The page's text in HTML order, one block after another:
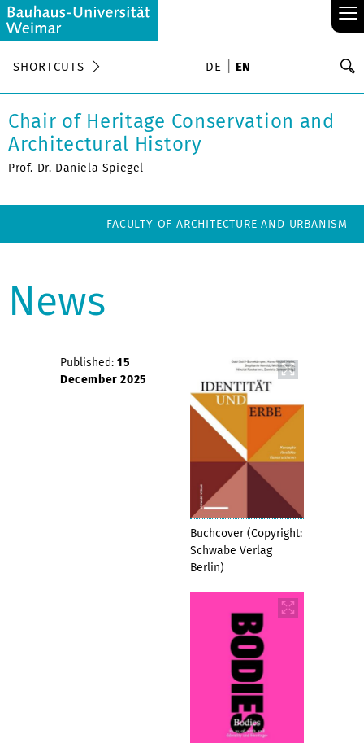
≡
SHORTCUTS DE EN
Chair of Heritage Conservation and
Architectural History
Prof. Dr. Daniela Spiegel
FACULTY OF ARCHITECTURE AND URBANISM
News
Buchcover (Copyright:
Schwabe Verlag
Berlin)
Published: 15
December 2025